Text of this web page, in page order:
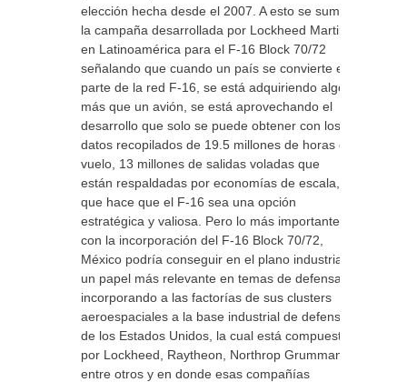
elección hecha desde el 2007. A esto se suma
la campaña desarrollada por Lockheed Martin
en Latinoamérica para el F-16 Block 70/72
señalando que cuando un país se convierte en
parte de la red F-16, se está adquiriendo algo
más que un avión, se está aprovechando el
desarrollo que solo se puede obtener con los
datos recopilados de 19.5 millones de horas de
vuelo, 13 millones de salidas voladas que
están respaldadas por economías de escala, lo
que hace que el F-16 sea una opción
estratégica y valiosa. Pero lo más importante
con la incorporación del F-16 Block 70/72,
México podría conseguir en el plano industrial
un papel más relevante en temas de defensa
incorporando a las factorías de sus clusters
aeroespaciales a la base industrial de defensa
de los Estados Unidos, la cual está compuesta
por Lockheed, Raytheon, Northrop Grumman
entre otros y en donde esas compañías